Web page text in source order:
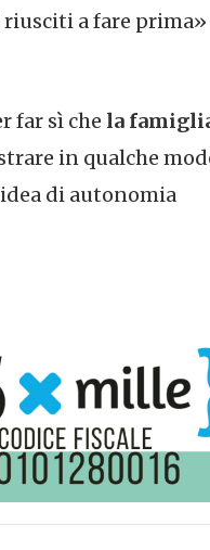
a fare prima»
far sì che la
in qualche
di autonomia